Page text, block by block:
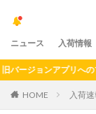
ニュース 入荷情報
ョンアプリへのプッ
HOME 入荷